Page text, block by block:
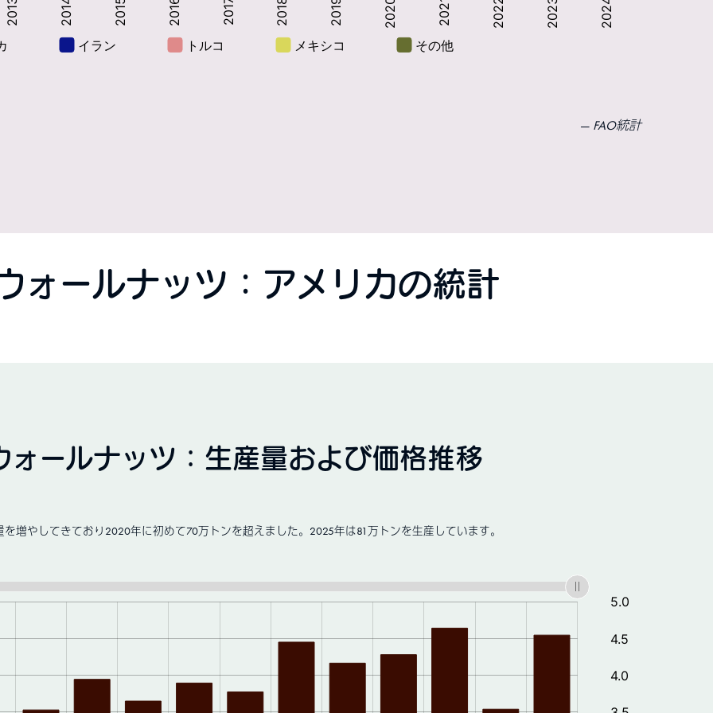
FAO統計
ォールナッツ：アメリカの統計
ォールナッツ：生産量および価格推移
増やしてきており2020年に初めて70万トンを超えました。2025年は81万トンを生産しています。